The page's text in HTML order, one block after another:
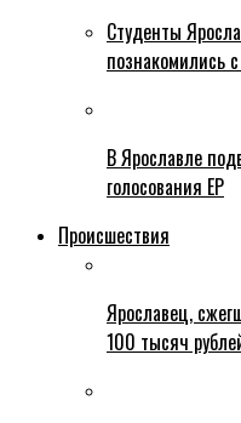
Студенты
познакомились
В Ярославле
голосования ЕР
Происшествия
Ярославец,
100 тысяч